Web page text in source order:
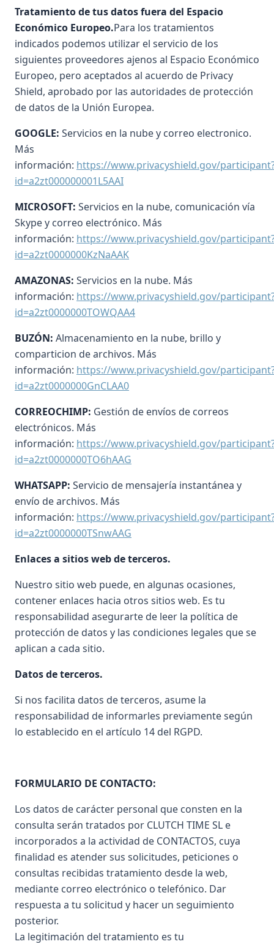
Tratamiento de tus datos fuera del Espacio
Económico Europeo.Para los tratamientos
indicados podemos utilizar el servicio de los
siguientes proveedores ajenos al Espacio Económico
Europeo, pero aceptados al acuerdo de Privacy
Shield, aprobado por las autoridades de protección
de datos de la Unión Europea.
GOOGLE: Servicios en la nube y correo electronico.
Más
información: https://www.privacyshield.gov/
id=a2zt000000001L5AAI
MICROSOFT: Servicios en la nube, comunicación vía
Skype y correo electrónico. Más
información: https://www.privacyshield.gov/
id=a2zt0000000KzNaAAK
AMAZONAS: Servicios en la nube. Más
información: https://www.privacyshield.gov/
id=a2zt0000000TOWQAA4
BUZÓN: Almacenamiento en la nube, brillo y
comparticion de archivos. Más
información: https://www.privacyshield.gov/
id=a2zt0000000GnCLAA0
CORREOCHIMP: Gestión de envíos de correos
electrónicos. Más
información: https://www.privacyshield.gov/
id=a2zt0000000TO6hAAG
WHATSAPP: Servicio de mensajería instantánea y
envío de archivos. Más
información: https://www.privacyshield.gov/
id=a2zt0000000TSnwAAG
Enlaces a sitios web de terceros.
Nuestro sitio web puede, en algunas ocasiones,
contener enlaces hacia otros sitios web. Es tu
responsabilidad asegurarte de leer la política de
protección de datos y las condiciones legales que se
aplican a cada sitio.
Datos de terceros.
Si nos facilita datos de terceros, asume la
responsabilidad de informarles previamente según
lo establecido en el artículo 14 del RGPD.
FORMULARIO DE CONTACTO:
Los datos de carácter personal que consten en la
consulta serán tratados por CLUTCH TIME SL e
incorporados a la actividad de CONTACTOS, cuya
finalidad es atender sus solicitudes, peticiones o
consultas recibidas tratamiento desde la web,
mediante correo electrónico o telefónico. Dar
respuesta a tu solicitud y hacer un seguimiento
posterior.
La legitimación del tratamiento es tu